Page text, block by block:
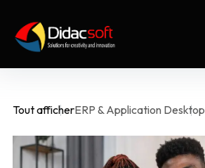
Tout afficherERP & Application Desktop